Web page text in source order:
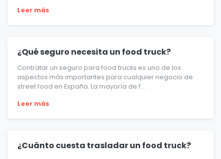
Leer más
¿Qué seguro necesita un food truck?
Contratar un seguro para food trucks es uno de los
aspectos más importantes para cualquier negocio de
street food en España. La mayoría de f...
Leer más
¿Cuánto cuesta trasladar un food truck?